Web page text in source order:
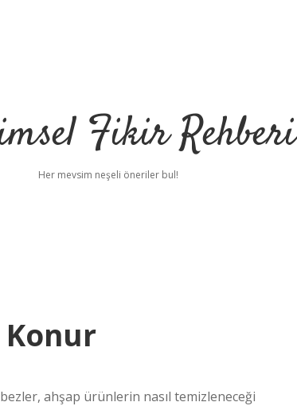
Fikir Rehberi
Her mevsim neşeli öneriler bul!
ahşap ürünlerin nasıl temizleneceği